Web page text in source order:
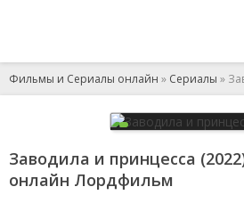
Фильмы и Сериалы онлайн » Сериалы »
Заводила и принцесса
онлайн Лордфильм